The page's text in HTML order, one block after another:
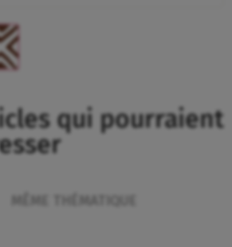
qui pourraient
MÊME THÉMATIQUE